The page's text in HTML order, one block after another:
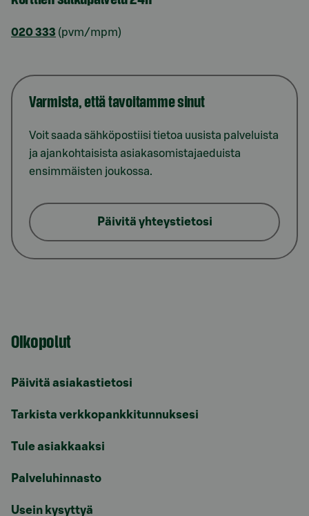
020 333 (pvm/mpm)
Varmista, että tavoitamme sinut
Voit saada sähköpostiisi tietoa uusista palveluista
ja ajankohtaisista asiakasomistajaeduista
ensimmäisten joukossa.
Päivitä yhteystietosi
Oikopolut
Päivitä asiakastietosi
Tarkista verkkopankkitunnuksesi
Tule asiakkaaksi
Palveluhinnasto
Usein kysyttyä